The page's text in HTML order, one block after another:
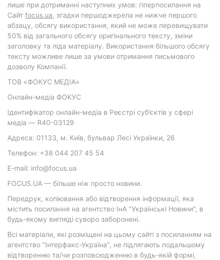
лише при дотриманні наступних умов: гіперпосилання на
Cайт focus.ua, згадки першоджерела не нижче першого
абзацу, обсягу використання, який не може перевищувати
50% від загального обсягу оригінального тексту, зміни
заголовку та ліда матеріалу. Використання більшого обсягу
тексту можливе лише за умови отримання письмового
дозволу Компанії.
ТОВ «ФОКУС МЕДІА»
Онлайн-медіа ФОКУС
Ідентифікатор онлайн-медіа в Реєстрі суб’єктів у сфері
медіа — R40-03129
Адреса: 01133, м. Київ, бульвар Лесі Українки, 26
Телефон: +38 044 207 45 54
E-mail: info@focus.ua
FOCUS.UA — більше ніж просто новини.
Передрук, копіювання або відтворення інформації, яка
містить посилання на агентство ІнА "Українські Новини", в
будь-якому вигляді суворо заборонені.
Всі матеріали, які розміщені на цьому сайті з посиланням на
агентство "Інтерфакс-Україна", не підлягають подальшому
відтворенню та/чи розповсюдженню в будь-якій формі,